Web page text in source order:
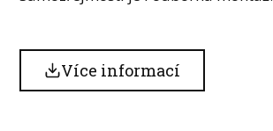
Více informací